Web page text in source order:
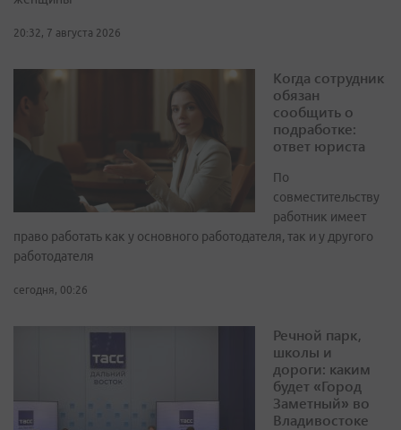
20:32, 7 августа 2026
Когда сотрудник
обязан
сообщить о
подработке:
ответ юриста
По
совместительству
работник имеет
право работать как у основного работодателя, так и у другого
работодателя
сегодня, 00:26
Речной парк,
школы и
дороги: каким
будет «Город
Заметный» во
Владивостоке